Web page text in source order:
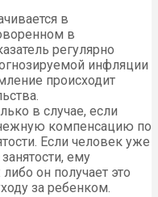
в
в
регулярно
инфляции
происходит
в случае, если
компенсацию по
Если человек уже
ему
он получает это
за ребенком.